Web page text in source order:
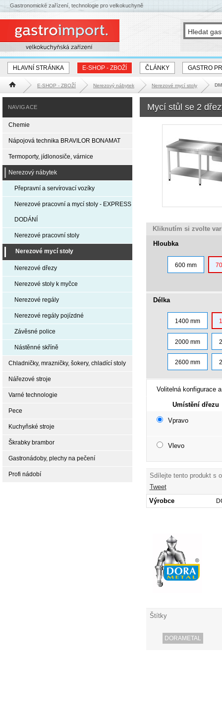
HLAVNÍ STRÁNKA E-SHOP - ZBOŽÍ ČLÁNKY GASTRO
Hlavní stránka E-SHOP - ZBOŽÍ Nerezový nábytek Nerezové mycí stoly
Mycí stůl se 2
Kliknutím si zvolte
Hloubka
600 mm
Délka
1400 mm
2000 mm
2600 mm
Volitelná konfigurace
Umístění dřezu
Vpravo
Vlevo
Sdílejte tento produkt s
Tweet
Výrobce
Štítky
DORAMETAL
NAVIGACE
Chemie
Nápojová technika BRAVILOR BONAMAT
Termoporty, jídlonosiče, várnice
Nerezový nábytek
Přepravní a servírovací vozíky
Nerezové pracovní a mycí stoly - EXPRESS
DODÁNÍ
Nerezové pracovní stoly
Nerezové mycí stoly
Nerezové dřezy
Nerezové stoly k myčce
Nerezové regály
Nerezové regály pojízdné
Závěsné police
Nástěnné skříně
Chladničky, mrazničky, šokery, chladící stoly
Nářezové stroje
Varné technologie
Pece
Kuchyňské stroje
Škrabky brambor
Gastronádoby, plechy na pečení
Profi nádobí
Gastronomické zařízení, technologie pro velkokuchyně